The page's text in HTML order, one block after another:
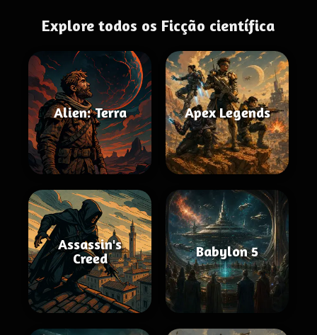
Explore todos os Ficção científica
Alien: Terra Apex Legends
Assassin's
Creed
Babylon 5